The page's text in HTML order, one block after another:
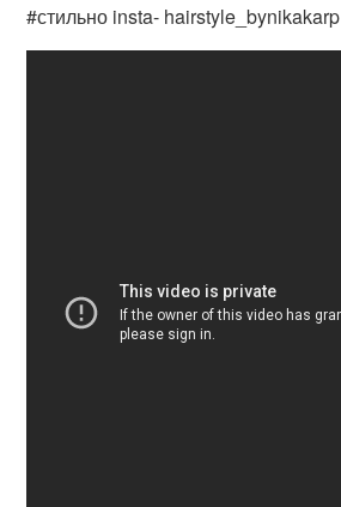
#стильно insta- hairstyle_bynikakarp